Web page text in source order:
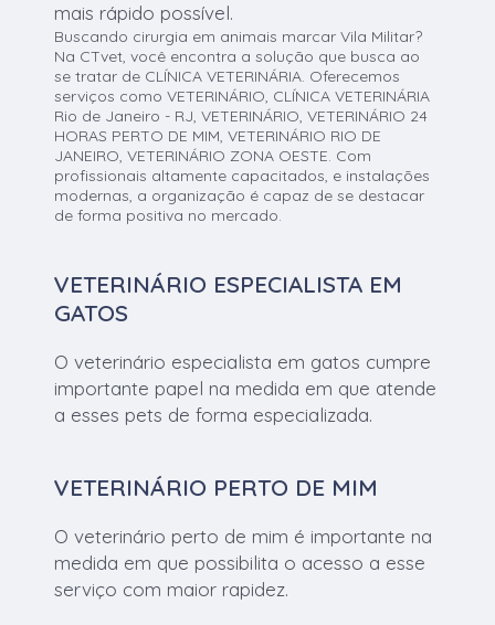
mais rápido possível.
Buscando cirurgia em animais marcar Vila Militar?
Na CTvet, você encontra a solução que busca ao
se tratar de CLÍNICA VETERINÁRIA. Oferecemos
serviços como VETERINÁRIO, CLÍNICA VETERINÁRIA
Rio de Janeiro - RJ, VETERINÁRIO, VETERINÁRIO 24
HORAS PERTO DE MIM, VETERINÁRIO RIO DE
JANEIRO, VETERINÁRIO ZONA OESTE. Com
profissionais altamente capacitados, e instalações
modernas, a organização é capaz de se destacar
de forma positiva no mercado.
VETERINÁRIO ESPECIALISTA EM
GATOS
O veterinário especialista em gatos cumpre
importante papel na medida em que atende
a esses pets de forma especializada.
VETERINÁRIO PERTO DE MIM
O veterinário perto de mim é importante na
medida em que possibilita o acesso a esse
serviço com maior rapidez.